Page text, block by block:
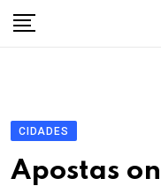
Skip
CIDADES
Apostas